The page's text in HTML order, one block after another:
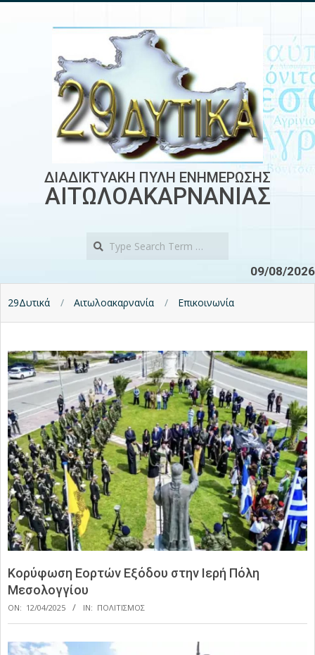
ΔΙΑΔΙΚΤΥΑΚΗ ΠΥΛΗ ΕΝΗΜΕΡΩΣΗΣ
ΑΙΤΩΛΟΑΚΑΡΝΑΝΙΑΣ
09/08/2026
29Δυτικά Αιτωλοακαρνανία Επικοινωνία
Κορύφωση Εορτών Εξόδου στην Ιερή Πόλη
Μεσολογγίου
ON: 12/04/2025 IN: ΠΟΛΙΤΙΣΜΟΣ